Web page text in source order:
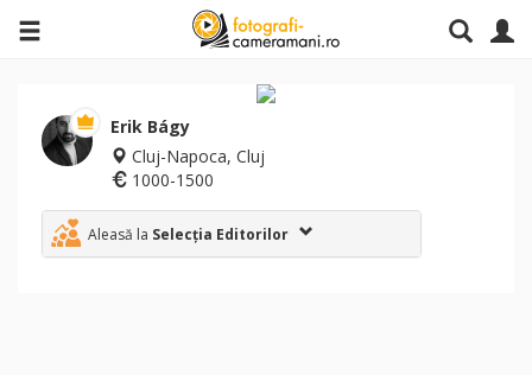
Erik Bágy
Cluj-Napoca, Cluj
1000-1500
Aleasă la Selecția Editorilor